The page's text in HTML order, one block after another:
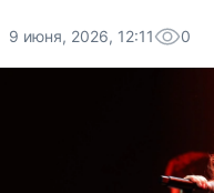
9 июня, 2026, 12:11 0